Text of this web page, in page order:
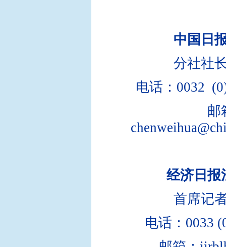
中国日
分社社
电话：0032
邮
经济日报
首席记
电话：0033